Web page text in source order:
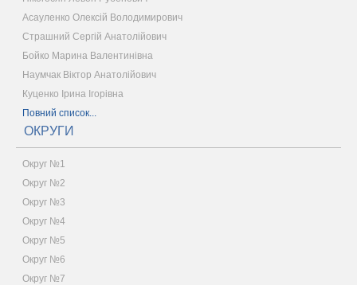
Асауленко Олексій Володимирович
Страшний Сергій Анатолійович
Бойко Марина Валентинівна
Наумчак Віктор Анатолійович
Куценко Ірина Ігорівна
Повний список...
ОКРУГИ
Округ №1
Округ №2
Округ №3
Округ №4
Округ №5
Округ №6
Округ №7